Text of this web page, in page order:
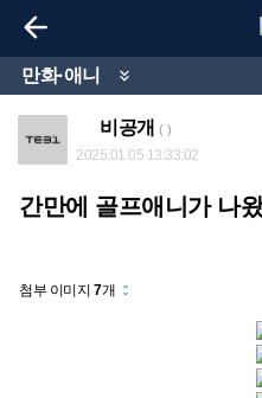

만화·애니 
비공개 ( )
2025.01.05 13:33:02
간만에 골프애니가 나
첨부 이미지7개 unfold_more